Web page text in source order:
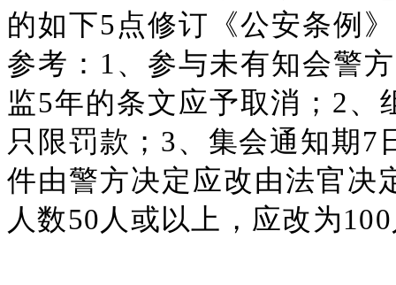
的如下5点修订《公安条例
参考：1、参与未有知会警
监5年的条文应予取消；2
只限罚款；3、集会通知期7
件由警方决定应改由法官决
人数50人或以上，应改为